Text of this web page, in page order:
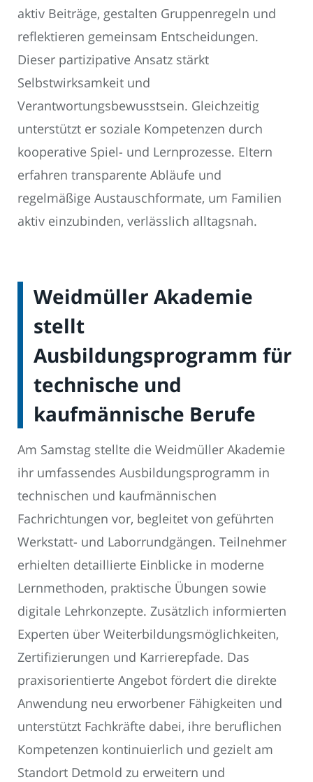
aktiv Beiträge, gestalten Gruppenregeln und
reflektieren gemeinsam Entscheidungen.
Dieser partizipative Ansatz stärkt
Selbstwirksamkeit und
Verantwortungsbewusstsein. Gleichzeitig
unterstützt er soziale Kompetenzen durch
kooperative Spiel- und Lernprozesse. Eltern
erfahren transparente Abläufe und
regelmäßige Austauschformate, um Familien
aktiv einzubinden, verlässlich alltagsnah.
Weidmüller Akademie
stellt
Ausbildungsprogramm für
technische und
kaufmännische Berufe
Am Samstag stellte die Weidmüller Akademie
ihr umfassendes Ausbildungsprogramm in
technischen und kaufmännischen
Fachrichtungen vor, begleitet von geführten
Werkstatt- und Laborrundgängen. Teilnehmer
erhielten detaillierte Einblicke in moderne
Lernmethoden, praktische Übungen sowie
digitale Lehrkonzepte. Zusätzlich informierten
Experten über Weiterbildungsmöglichkeiten,
Zertifizierungen und Karrierepfade. Das
praxisorientierte Angebot fördert die direkte
Anwendung neu erworbener Fähigkeiten und
unterstützt Fachkräfte dabei, ihre beruflichen
Kompetenzen kontinuierlich und gezielt am
Standort Detmold zu erweitern und